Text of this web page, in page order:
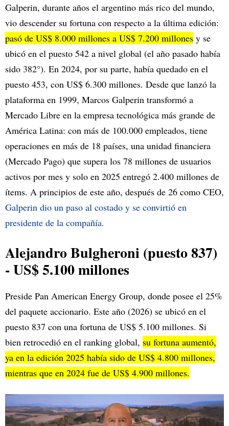
Galperin, durante años el argentino más rico del mundo,
vio descender su fortuna con respecto a la última edición:
pasó de US$ 8.000 millones a US$ 7.200 millones y se
ubicó en el puesto 542 a nivel global (el año pasado había
sido 382°). En 2024, por su parte, había quedado en el
puesto 453, con US$ 6.300 millones. Desde que lanzó la
plataforma en 1999, Marcos Galperin transformó a
Mercado Libre en la empresa tecnológica más grande de
América Latina: con más de 100.000 empleados, tiene
operaciones en más de 18 países, una unidad financiera
(Mercado Pago) que supera los 78 millones de usuarios
activos por mes y solo en 2025 entregó 2.400 millones de
ítems. A principios de este año, después de 26 como CEO,
Galperin dio un paso al costado y se convirtió en
presidente de la compañía.
Alejandro Bulgheroni (puesto 837)
- US$ 5.100 millones
Preside Pan American Energy Group, donde posee el 25%
del paquete accionario. Este año (2026) se ubicó en el
puesto 837 con una fortuna de US$ 5.100 millones. Si
bien retrocedió en el ranking global, su fortuna aumentó,
ya en la edición 2025 había sido de US$ 4.800 millones,
mientras que en 2024 fue de US$ 4.900 millones.